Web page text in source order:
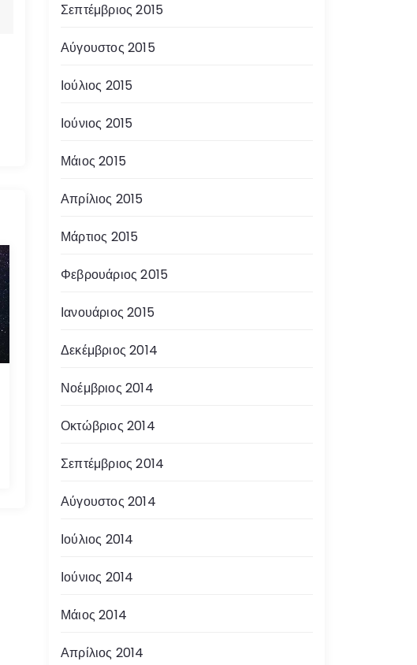
Σεπτέμβριος 2015
Αύγουστος 2015
Ιούλιος 2015
Ιούνιος 2015
Μάιος 2015
Απρίλιος 2015
Μάρτιος 2015
Φεβρουάριος 2015
Ιανουάριος 2015
Δεκέμβριος 2014
Νοέμβριος 2014
Οκτώβριος 2014
Σεπτέμβριος 2014
Αύγουστος 2014
Ιούλιος 2014
Ιούνιος 2014
Μάιος 2014
Απρίλιος 2014